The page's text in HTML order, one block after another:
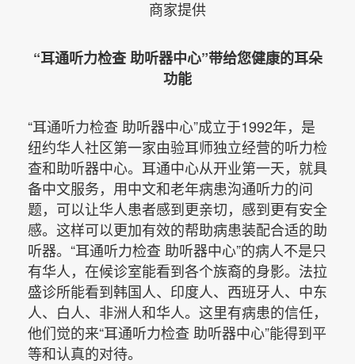
商家提供
“耳通听力检查 助听器中心”带给您健康的耳朵
功能
“耳通听力检查 助听器中心”成立于1992年，是
纽约华人社区第一家由验耳师独立经营的听力检
查和助听器中心。耳通中心从开业第一天，就具
备中文服务，用中文和老年病患沟通听力的问
题，可以让华人患者感到更亲切，感到更有安全
感。这样可以更加有效的帮助病患装配合适的助
听器。“耳通听力检查 助听器中心”的病人不是只
有华人，在候诊室能看到各个族裔的身影。法拉
盛诊所能看到韩国人、印度人、西班牙人、中东
人、白人、非洲人和华人。这里有病患的信任，
他们觉的来“耳通听力检查 助听器中心”能得到平
等和认真的对待。